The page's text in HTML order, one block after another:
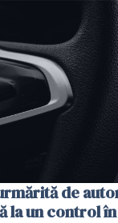
de
la un control